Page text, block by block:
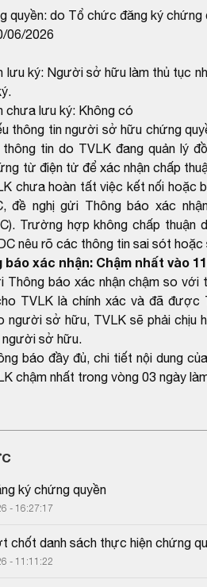
quyền: do Tổ chức đăng ký chứng
06/2026
lưu ký: Người sở hữu làm thủ tục
chưa lưu ký: Không có
thông tin người sở hữu chứng
tin do TVLK đang quản lý
từ điện tử để xác nhận chấp
chưa hoàn tất việc kết nối hoặc
đề nghị gửi Thông báo xác
Trường hợp không chấp
nêu rõ các thông tin sai sót hoặc
xác nhận: Chậm nhất vào
báo xác nhận chậm so với
TVLK là chính xác và đã được
người sở hữu, TVLK sẽ phải chịu
sở hữu.
báo đầy đủ, chi tiết nội dung
chậm nhất trong vòng 03 ngày
ký chứng quyền
- 16:27:17
chốt danh sách thực hiện chứng
- 11:11:22